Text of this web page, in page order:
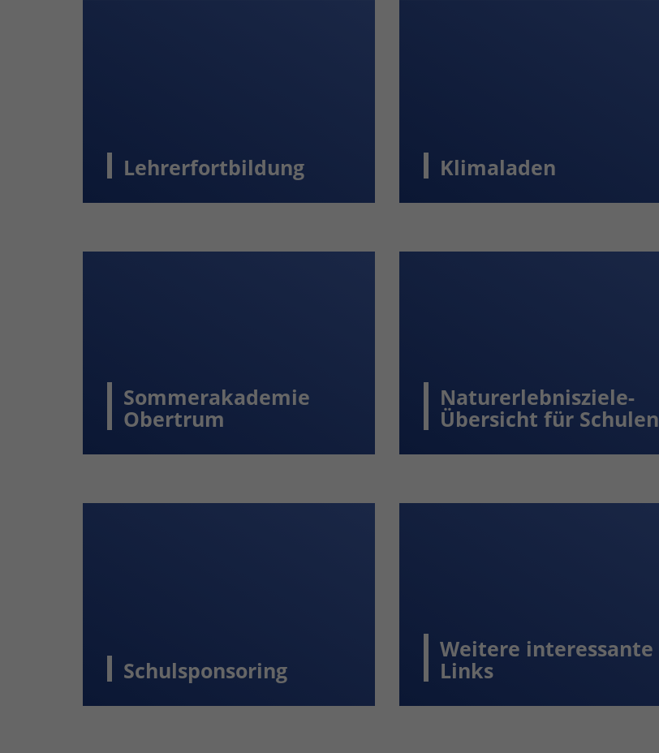
Lehrerfortbildung Klimaladen
Sommerakademie
Obertrum
Naturerlebnisziele-
Übersicht für Schulen
Schulsponsoring
Weitere interessante
Links